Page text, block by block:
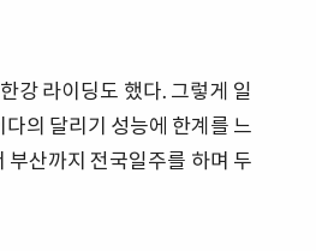
강 라이딩도 했다. 그렇게 일
의 달리기 성능에 한계를 느
부산까지 전국일주를 하며 두